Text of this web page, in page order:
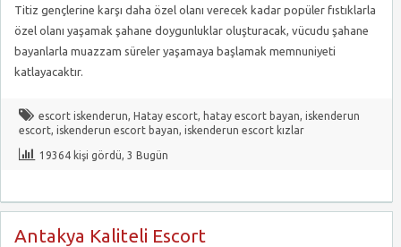
Titiz gençlerine karşı daha özel olanı verecek kadar popüler fıstıklarla
özel olanı yaşamak şahane doygunluklar oluşturacak, vücudu şahane
bayanlarla muazzam süreler yaşamaya başlamak memnuniyeti
katlayacaktır.
escort iskenderun, Hatay escort, hatay escort bayan, iskenderun
escort, iskenderun escort bayan, iskenderun escort kızlar
19364 kişi gördü, 3 Bugün
Antakya Kaliteli Escort